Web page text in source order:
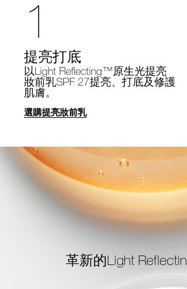
1
提亮打底
以Light Reflecting™原生光提亮
妝前乳SPF 27提亮、打底及修護
肌膚。
選購提亮妝前乳
革新的Light